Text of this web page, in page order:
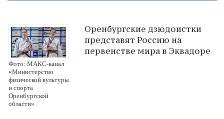
Фото: МАКС-канал
«Министерство
физической культуры
и спорта
Оренбургской
области»
Оренбургские дзюдоистки
представят Россию на
первенстве мира в Эквадоре